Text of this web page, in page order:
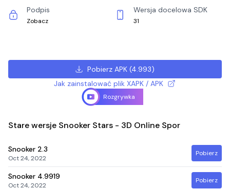
Podpis
Zobacz
Wersja docelowa SDK
31
Pobierz APK (4.993)
Jak zainstalować plik XAPK / APK
Rozgrywka
Stare wersje Snooker Stars - 3D Online Spor
Snooker 2.3
Oct 24, 2022
Pobierz
Snooker 4.9919
Oct 24, 2022
Pobierz